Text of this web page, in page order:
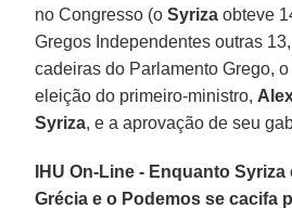
no Congresso (oSyriza obteve
Gregos Independentes outras
cadeiras do Parlamento Grego,
eleição do primeiro-ministro,
Syriza, e a aprovação de seu
IHU On-Line - Enquanto
Grécia e o Podemos se cacifa